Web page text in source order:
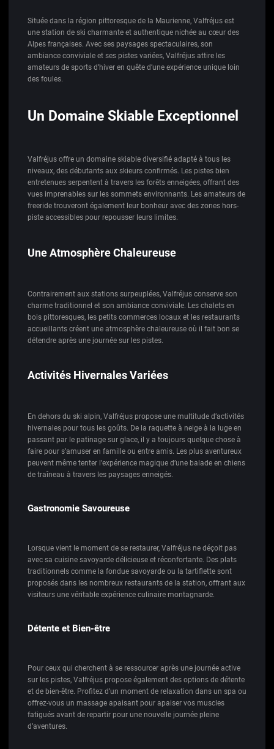
Située dans la région pittoresque de la Maurienne, Valfréjus est
une station de ski charmante et authentique nichée au cœur des
Alpes françaises. Avec ses paysages spectaculaires, son
ambiance conviviale et ses pistes variées, Valfréjus attire les
amateurs de sports d’hiver en quête d’une expérience unique loin
des foules.
Un Domaine Skiable Exceptionnel
Valfréjus offre un domaine skiable diversifié adapté à tous les
niveaux, des débutants aux skieurs confirmés. Les pistes bien
entretenues serpentent à travers les forêts enneigées, offrant des
vues imprenables sur les sommets environnants. Les amateurs de
freeride trouveront également leur bonheur avec des zones hors-
piste accessibles pour repousser leurs limites.
Une Atmosphère Chaleureuse
Contrairement aux stations surpeuplées, Valfréjus conserve son
charme traditionnel et son ambiance conviviale. Les chalets en
bois pittoresques, les petits commerces locaux et les restaurants
accueillants créent une atmosphère chaleureuse où il fait bon se
détendre après une journée sur les pistes.
Activités Hivernales Variées
En dehors du ski alpin, Valfréjus propose une multitude d’activités
hivernales pour tous les goûts. De la raquette à neige à la luge en
passant par le patinage sur glace, il y a toujours quelque chose à
faire pour s’amuser en famille ou entre amis. Les plus aventureux
peuvent même tenter l’expérience magique d’une balade en chiens
de traîneau à travers les paysages enneigés.
Gastronomie Savoureuse
Lorsque vient le moment de se restaurer, Valfréjus ne déçoit pas
avec sa cuisine savoyarde délicieuse et réconfortante. Des plats
traditionnels comme la fondue savoyarde ou la tartiflette sont
proposés dans les nombreux restaurants de la station, offrant aux
visiteurs une véritable expérience culinaire montagnarde.
Détente et Bien-être
Pour ceux qui cherchent à se ressourcer après une journée active
sur les pistes, Valfréjus propose également des options de détente
et de bien-être. Profitez d’un moment de relaxation dans un spa ou
offrez-vous un massage apaisant pour apaiser vos muscles
fatigués avant de repartir pour une nouvelle journée pleine
d’aventures.